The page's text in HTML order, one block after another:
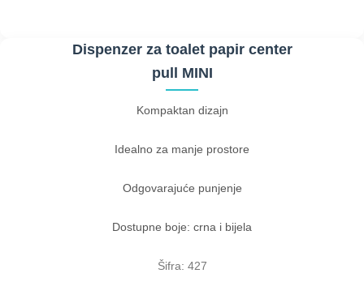
Dispenzer za toalet papir center
pull MINI
Kompaktan dizajn
Idealno za manje prostore
Odgovarajuće punjenje
Dostupne boje: crna i bijela
Šifra: 427